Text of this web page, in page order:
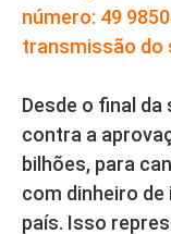
número: 49
transmissão do
Desde o final
contra a
bilhões, para
com dinheiro
país. Isso